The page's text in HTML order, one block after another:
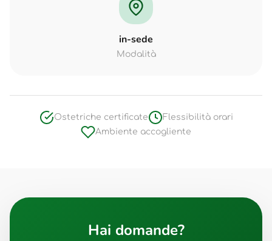
in-sede
Modalità
Ostetriche certificate
Flessibilità orari
Ambiente accogliente
Hai domande?